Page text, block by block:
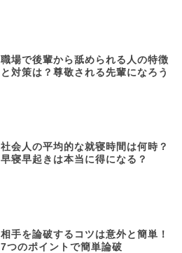
職場で後輩から舐められる人の特徴
と対策は？尊敬される先輩になろう
社会人の平均的な就寝時間は何時？
早寝早起きは本当に得になる？
相手を論破するコツは意外と簡単！
7つのポイントで簡単論破